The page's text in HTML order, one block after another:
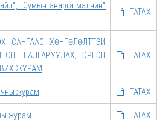
"Сумын аварга малчин"
ТАТАХ
САНГААС ХӨНГӨЛӨЛТТЭИ
ШАЛГАРУУЛАХ, ЭРГЭН
ЖУРАМ
ТАТАХ
журам ТАТАХ
журам ТАТАХ